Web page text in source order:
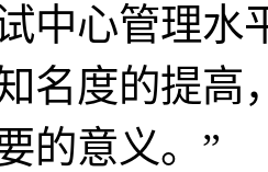
中心管理水
名度的提高
的意义。”